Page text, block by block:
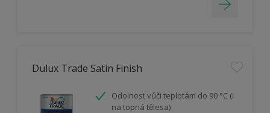
Dulux Trade Satin Finish
Odolnost vůči teplotám do 90 °C (i
na topná tělesa)